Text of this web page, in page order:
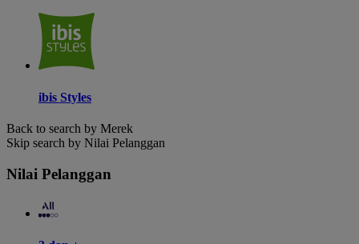
ibis Styles
Back to search by Merek
Skip search by Nilai Pelanggan
Nilai Pelanggan